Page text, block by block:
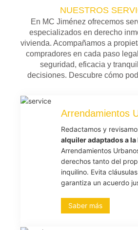
NUESTROS
En MC Jiménez ofrecemos
especializados en derecho
vivienda. Acompañamos a
compradores en cada paso
seguridad, eficacia y
decisiones. Descubre cómo
Arrendamientos
Redactamos y
alquiler adaptados a la
Arrendamientos
derechos tanto del
inquilino. Evita
garantiza un acuerdo
Saber más